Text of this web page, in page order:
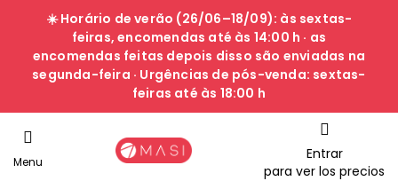
☀️ Horário de verão (26/06–18/09): às sextas-
feiras, encomendas até às 14:00 h · as
encomendas feitas depois disso são enviadas na
segunda-feira · Urgências de pós-venda: sextas-
feiras até às 18:00 h
Menu
Entrar
para ver los precios